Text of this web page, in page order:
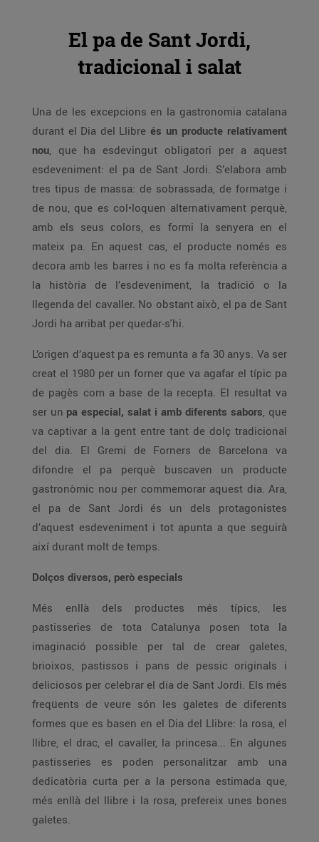
El pa de Sant Jordi,
tradicional i salat
Una de les excepcions en la gastronomia catalana
durant el Dia del Llibre és un producte relativament
nou, que ha esdevingut obligatori per a aquest
esdeveniment: el pa de Sant Jordi. S’elabora amb
tres tipus de massa: de sobrassada, de formatge i
de nou, que es col•loquen alternativament perquè,
amb els seus colors, es formi la senyera en el
mateix pa. En aquest cas, el producte només es
decora amb les barres i no es fa molta referència a
la història de l’esdeveniment, la tradició o la
llegenda del cavaller. No obstant això, el pa de Sant
Jordi ha arribat per quedar-s'hi.
L’origen d’aquest pa es remunta a fa 30 anys. Va ser
creat el 1980 per un forner que va agafar el típic pa
de pagès com a base de la recepta. El resultat va
ser un pa especial, salat i amb diferents sabors, que
va captivar a la gent entre tant de dolç tradicional
del dia. El Gremi de Forners de Barcelona va
difondre el pa perquè buscaven un producte
gastronòmic nou per commemorar aquest dia. Ara,
el pa de Sant Jordi és un dels protagonistes
d’aquest esdeveniment i tot apunta a que seguirà
així durant molt de temps.
Dolços diversos, però especials
Més enllà dels productes més típics, les
pastisseries de tota Catalunya posen tota la
imaginació possible per tal de crear galetes,
brioixos, pastissos i pans de pessic originals i
deliciosos per celebrar el dia de Sant Jordi. Els més
freqüents de veure són les galetes de diferents
formes que es basen en el Dia del Llibre: la rosa, el
llibre, el drac, el cavaller, la princesa... En algunes
pastisseries es poden personalitzar amb una
dedicatòria curta per a la persona estimada que,
més enllà del llibre i la rosa, prefereix unes bones
galetes.